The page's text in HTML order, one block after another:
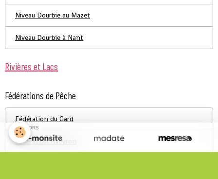
Niveau Dourbie au Mazet
Niveau Dourbie à Nant
Rivières et Lacs
Fédérations de Pêche
Fédération du Gard
Fédération Aveyron
SPONSORS